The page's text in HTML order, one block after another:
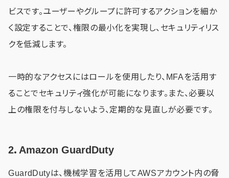
ビスです。ユーザーやグループに許可するアクションを細か
く設定することで、権限の最小化を実現し、セキュリティリス
クを低減します。
一時的なアクセスにはロールを使用したり、MFAを活用す
ることでセキュリティ強化が可能になります。また、必要以
上の権限を付与しないよう、定期的な見直しが必要です。
2．Amazon GuardDuty
GuardDutyは、機械学習を活用してAWSアカウント内の脅